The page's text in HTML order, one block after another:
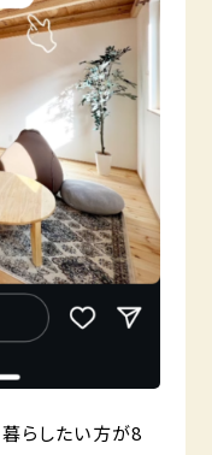
らしたい方が8